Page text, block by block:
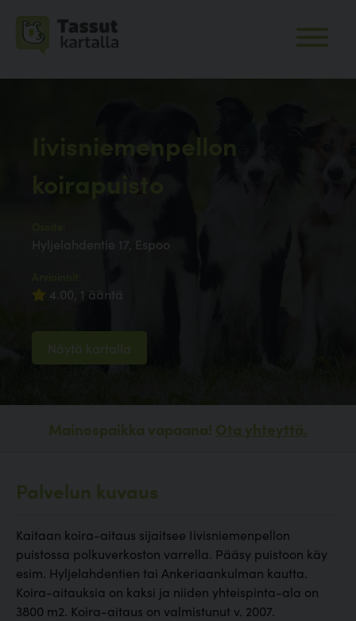
Iivisniemenpellon
koirapuisto
Hyljelahdentie 17, Espoo
4.00, 1 ääntä
Näytä kartalla
Mainospaikka vapaana! Ota yhteyttä.
Palvelun kuvaus
Kaitaan koira-aitaus sijaitsee Iivisniemenpellon
puistossa polkuverkoston varrella. Pääsy puistoon käy
esim. Hyljelahdentien tai Ankeriaankulman kautta.
Koira-aitauksia on kaksi ja niiden yhteispinta-ala on
3800 m2. Koira-aitaus on valmistunut v. 2007.